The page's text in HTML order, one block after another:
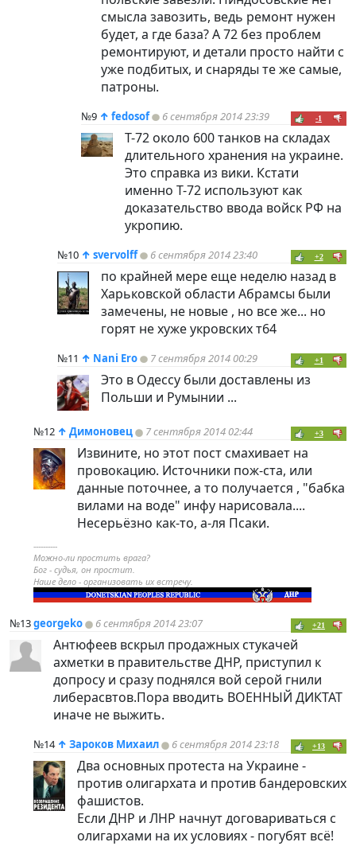
смысла завозить, ведь ремонт нужен
будет, а где база? А 72 без проблем
ремонтируют, и детали просто найти с
уже подбитых, и снаряды те же самые,
патроны.
№9 ↑ fedosof 6 сентября 2014 23:39 -1
Т-72 около 600 танков на складах
длительного хранения на украине.
Это справка из вики. Кстати
именно Т-72 используют как
доказательство ввода войск РФ на
укропию.
№10 ↑ svervolff 6 сентября 2014 23:40 +2
по крайней мере еще неделю назад в
Харьковской области Абрамсы были
замечены, не новые , но все же... но
горят не хуже укровских т64
№11 ↑ Nani Ero 7 сентября 2014 00:29 +1
Это в Одессу были доставлены из
Польши и Румынии ...
№12 ↑ Димоновец 7 сентября 2014 02:44 +3
Извините, но этот пост смахивает на
провокацию. Источники пож-ста, или
данные поточнее, а то получается , "бабка
вилами на воде" инфу нарисовала....
Несерьёзно как-то, а-ля Псаки.
----------
Можно-ли простить врага?
Бог - судья, он простит.
Наше дело - организовать их встречу.
№13georgeko 6 сентября 2014 23:07 +21
Антюфеев вскрыл продажных стукачей
ахметки в правительстве ДНР, приступил к
допросу и сразу поднялся вой серой гнили
либерасвтов.Пора вводить ВОЕННЫЙ ДИКТАТ
иначе не выжить.
№14 ↑ Зароков Михаил 6 сентября 2014 23:18 +13
Два основных протеста на Украине -
против олигархата и против бандеровских
фашистов.
Если ДНР и ЛНР начнут договариваться с
олигархами на их условиях - погубят всё!